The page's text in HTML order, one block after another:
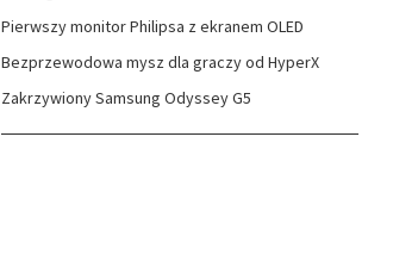
Pierwszy monitor Philipsa z ekranem OLED
Bezprzewodowa mysz dla graczy od HyperX
Zakrzywiony Samsung Odyssey G5